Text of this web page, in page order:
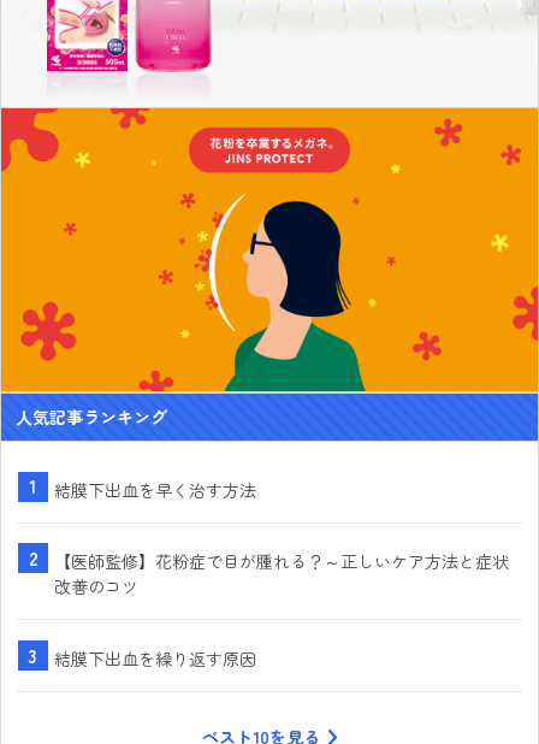
人気記事ランキング
結膜下出血を早く治す方法
【医師監修】花粉症で目が腫れる？～正しいケア方法と症状
改善のコツ
結膜下出血を繰り返す原因
ベスト10を見る